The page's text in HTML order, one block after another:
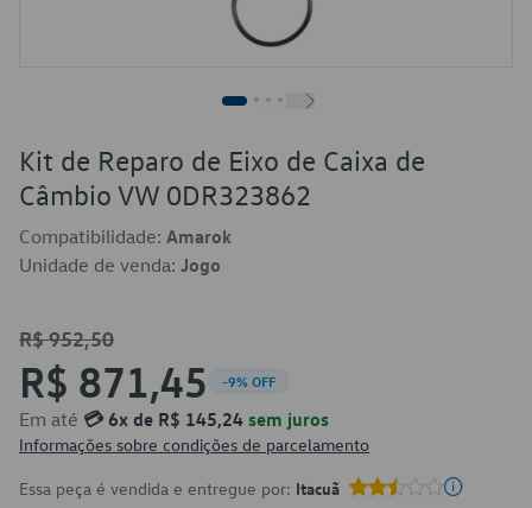
Kit de Reparo de Eixo de Caixa de
Câmbio VW 0DR323862
Compatibilidade: Amarok
Unidade de venda: Jogo
R$ 952,50
R$ 871,45 -9% OFF
Em até 💳 6x de R$ 145,24 sem juros
Informações sobre condições de parcelamento
Essa peça é vendida e entregue por: Itacuã